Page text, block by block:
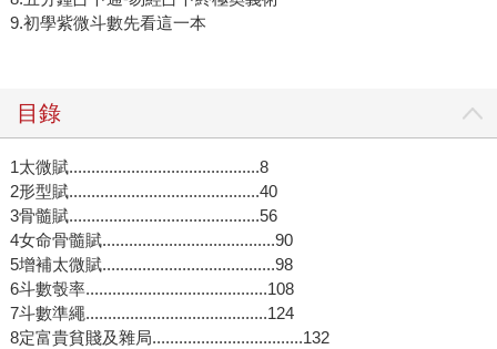
9.初學紫微斗數先看這一本
目錄
1太微賦...........................................8
2形型賦...........................................40
3骨髓賦...........................................56
4女命骨髓賦.......................................90
5增補太微賦.......................................98
6斗數彀率.........................................108
7斗數準繩.........................................124
8定富貴貧賤及雜局..................................132